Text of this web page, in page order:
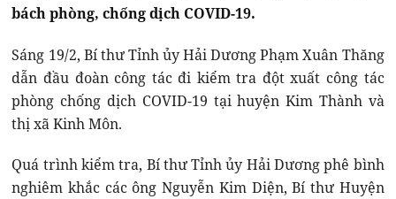
bách phòng, chống dịch COVID-19.
Sáng 19/2, Bí thư Tỉnh ủy Hải Dương Phạm Xuân Thăng
dẫn đầu đoàn công tác đi kiểm tra đột xuất công tác
phòng chống dịch COVID-19 tại huyện Kim Thành và
thị xã Kinh Môn.
Quá trình kiểm tra, Bí thư Tỉnh ủy Hải Dương phê bình
nghiêm khắc các ông Nguyễn Kim Diện, Bí thư Huyện